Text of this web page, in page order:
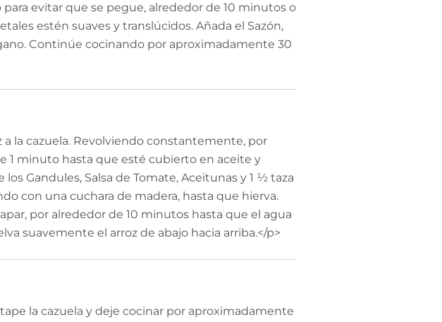
evitar que se pegue, alrededor de 10 minutos o
estén suaves y translúcidos. Añada el Sazón,
Continúe cocinando por aproximadamente 30
a la cazuela. Revolviendo constantemente, por
1 minuto hasta que esté cubierto en aceite y
Gandules, Salsa de Tomate, Aceitunas y 1 ½ taza
con una cuchara de madera, hasta que hierva.
por alrededor de 10 minutos hasta que el agua
suavemente el arroz de abajo hacia arriba.</p>
la cazuela y deje cocinar por aproximadamente